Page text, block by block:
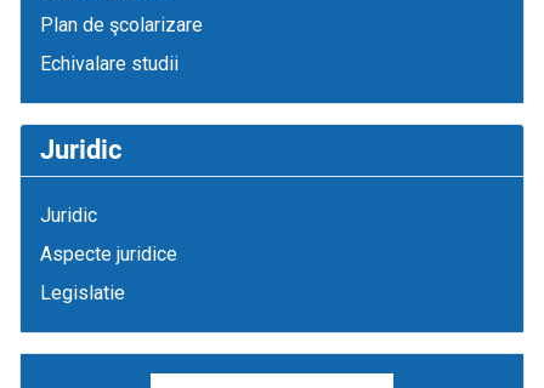
Plan de şcolarizare
Echivalare studii
Juridic
Juridic
Aspecte juridice
Legislatie